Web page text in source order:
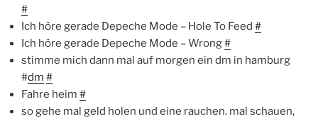
#
Ich höre gerade Depeche Mode – Hole To Feed #
Ich höre gerade Depeche Mode – Wrong#
stimme mich dann mal auf morgen ein dm in hamburg
#dm #
Fahre heim #
so gehe mal geld holen und eine rauchen. mal schauen,